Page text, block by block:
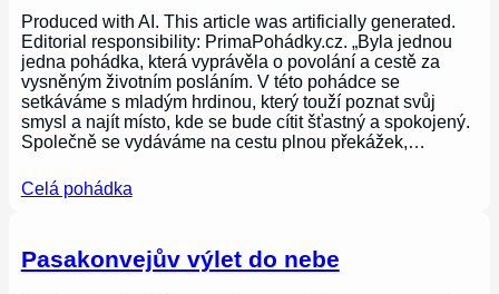
Produced with AI. This article was artificially generated.
Editorial responsibility: PrimaPohádky.cz. „Byla jednou
jedna pohádka, která vyprávěla o povolání a cestě za
vysněným životním posláním. V této pohádce se
setkáváme s mladým hrdinou, který touží poznat svůj
smysl a najít místo, kde se bude cítit šťastný a spokojený.
Společně se vydáváme na cestu plnou překážek,…
Celá pohádka
Pasakonvejův výlet do nebe